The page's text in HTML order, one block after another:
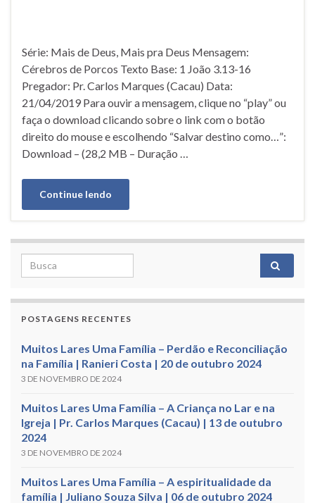
Série: Mais de Deus, Mais pra Deus Mensagem:
Cérebros de Porcos Texto Base: 1 João 3.13-16
Pregador: Pr. Carlos Marques (Cacau) Data:
21/04/2019 Para ouvir a mensagem, clique no “play” ou
faça o download clicando sobre o link com o botão
direito do mouse e escolhendo “Salvar destino como…”:
Download – (28,2 MB – Duração …
Continue lendo
Search for:
POSTAGENS RECENTES
Muitos Lares Uma Família – Perdão e Reconciliação
na Família | Ranieri Costa | 20 de outubro 2024
3 DE NOVEMBRO DE 2024
Muitos Lares Uma Família – A Criança no Lar e na
Igreja | Pr. Carlos Marques (Cacau) | 13 de outubro
2024
3 DE NOVEMBRO DE 2024
Muitos Lares Uma Família – A espiritualidade da
família | Juliano Souza Silva | 06 de outubro 2024